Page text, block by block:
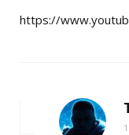
https://